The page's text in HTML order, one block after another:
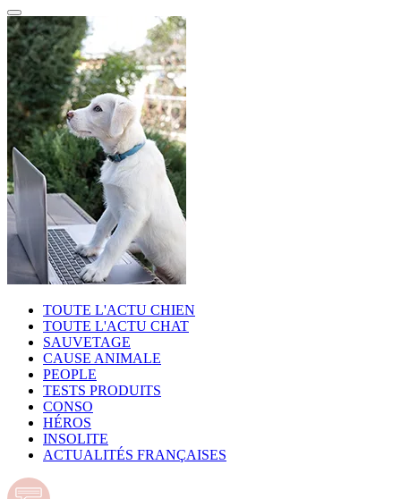
TOUTE L'ACTU CHIEN
TOUTE L'ACTU CHAT
SAUVETAGE
CAUSE ANIMALE
PEOPLE
TESTS PRODUITS
CONSO
HÉROS
INSOLITE
ACTUALITÉS FRANÇAISES